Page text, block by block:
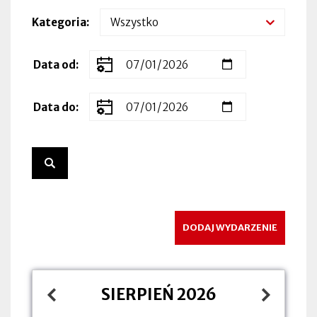
Kategoria
Zakres
dat
Data od
Data do
DODAJ WYDARZENIE
SIERPIEŃ 2026